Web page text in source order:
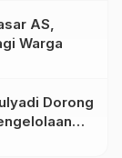
AS,
Warga
Dorong